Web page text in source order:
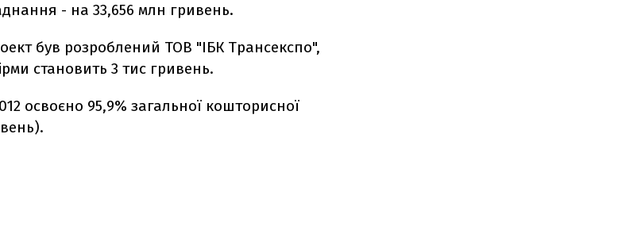
- на 33,656 млн гривень.
був розроблений ТОВ "ІБК Трансекспо",
становить 3 тис гривень.
освоєно 95,9% загальної кошторисної